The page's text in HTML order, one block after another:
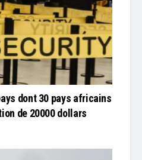
dont 30 pays africains
de 20000 dollars